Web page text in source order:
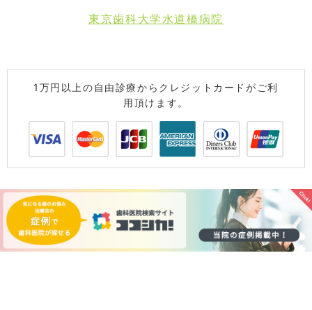
東京歯科大学水道橋病院
1万円以上の自由診療からクレジットカードがご利
用頂けます。